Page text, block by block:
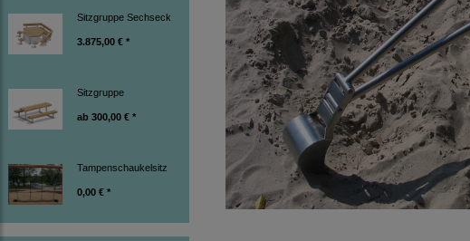
Sitzgruppe Sechseck
3.875,00 € *
Sitzgruppe
ab 300,00 € *
Tampenschaukelsitz
0,00 € *